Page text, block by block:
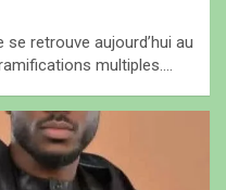
retrouve aujourd’hui au
multiples.…